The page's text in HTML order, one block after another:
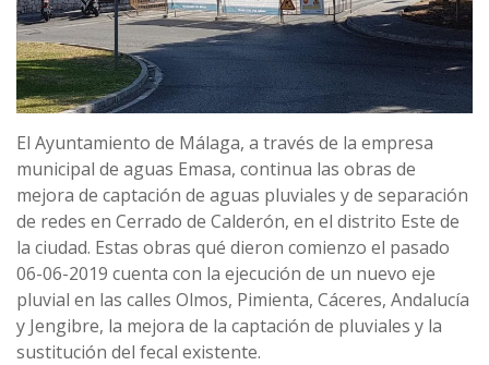
El Ayuntamiento de Málaga, a través de la empresa
municipal de aguas Emasa, continua las obras de
mejora de captación de aguas pluviales y de separación
de redes en Cerrado de Calderón, en el distrito Este de
la ciudad. Estas obras qué dieron comienzo el pasado
06-06-2019 cuenta con la ejecución de un nuevo eje
pluvial en las calles Olmos, Pimienta, Cáceres, Andalucía
y Jengibre, la mejora de la captación de pluviales y la
sustitución del fecal existente.